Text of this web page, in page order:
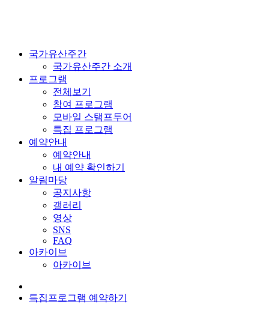
국가유산주간
국가유산주간 소개
프로그램
전체보기
참여 프로그램
모바일 스탬프투어
특집 프로그램
예약안내
예약안내
내 예약 확인하기
알림마당
공지사항
갤러리
영상
SNS
FAQ
아카이브
아카이브
특집프로그램 예약하기